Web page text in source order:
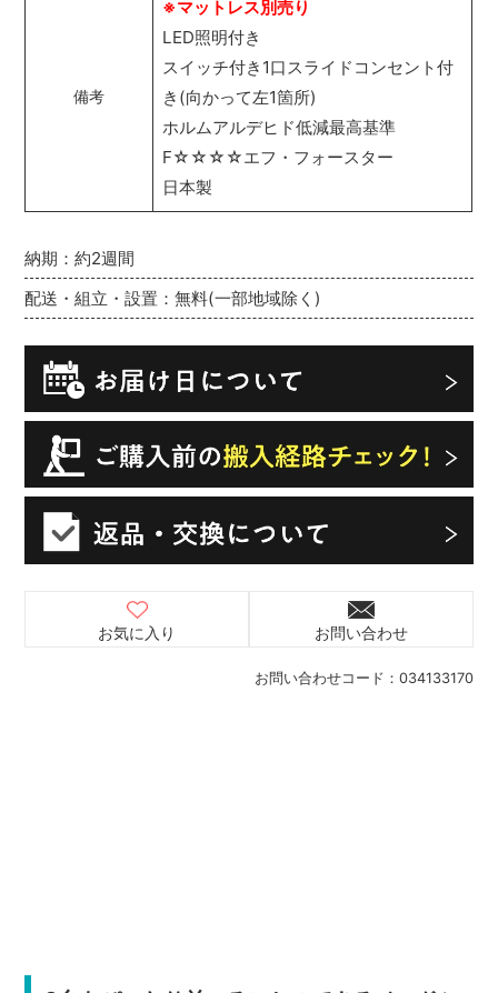
お問い合わせコード： 034133170
納期：約2週間
配送・組立・設置：無料(一部地域除く)
お気に入り お問い合わせ
備考
※マットレス別売り
LED照明付き
スイッチ付き1口スライドコンセント付
き(向かって左1箇所)
ホルムアルデヒド低減最高基準
F☆☆☆☆エフ・フォースター
日本製